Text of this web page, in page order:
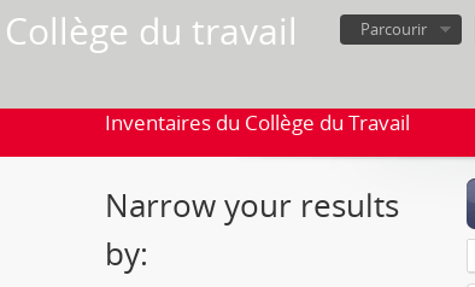
Collège du travail Parcourir
Inventaires du Collège du Travail
Narrow your results
by: